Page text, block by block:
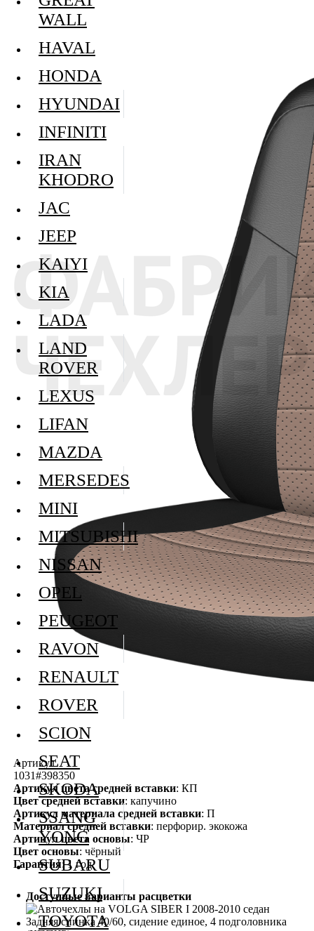
Артикул
1031#398350
Артикул цвета средней вставки: КП
Цвет средней вставки: капучино
Артикул материала средней вставки: П
Материал средней вставки: перфорир. экокожа
Артикул цвета основы: ЧР
Цвет основы: чёрный
Гарантия: 1 год
Доступные варианты расцветки
WALL
HAVAL
HONDA
HYUNDAI
INFINITI
IRAN
KHODRO
JAC
JEEP
KAIYI
KIA
LADA
LAND
ROVER
LEXUS
LIFAN
MAZDA
MERSEDES
MINI
MITSUBISHI
NISSAN
OPEL
PEUGEOT
RAVON
RENAULT
ROVER
SCION
SEAT
SKODA
SSANG
YONG
SUBARU
SUZUKI
TOYOTA